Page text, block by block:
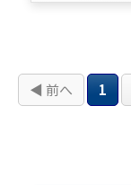
◀ 前へ 1